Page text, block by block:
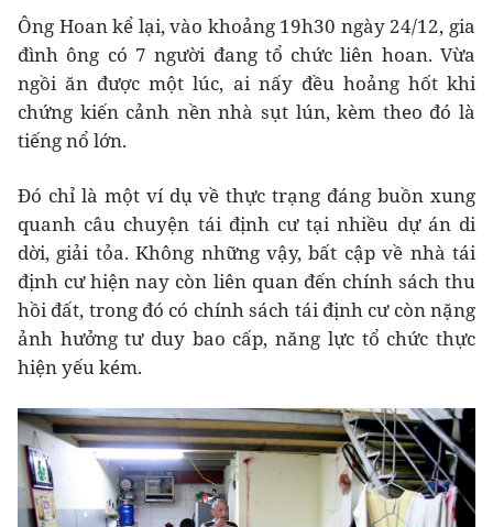
Ông Hoan kể lại, vào khoảng 19h30 ngày 24/12, gia
đình ông có 7 người đang tổ chức liên hoan. Vừa
ngồi ăn được một lúc, ai nấy đều hoảng hốt khi
chứng kiến cảnh nền nhà sụt lún, kèm theo đó là
tiếng nổ lớn.
Đó chỉ là một ví dụ về thực trạng đáng buồn xung
quanh câu chuyện tái định cư tại nhiều dự án di
dời, giải tỏa. Không những vậy, bất cập về nhà tái
định cư hiện nay còn liên quan đến chính sách thu
hồi đất, trong đó có chính sách tái định cư còn nặng
ảnh hưởng tư duy bao cấp, năng lực tổ chức thực
hiện yếu kém.